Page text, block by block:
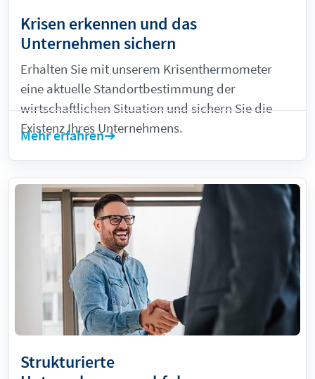
Krisen erkennen und das
Unternehmen sichern
Erhalten Sie mit unserem Krisenthermometer
eine aktuelle Standortbestimmung der
wirtschaftlichen Situation und sichern Sie die
Existenz Ihres Unternehmens.
Mehr erfahren
Strukturierte